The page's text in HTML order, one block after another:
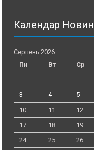
Календар Новин
Серпень 2026
Пн
Вт Ср
3
4 5
10
11 12
17
18 19
24
25 26